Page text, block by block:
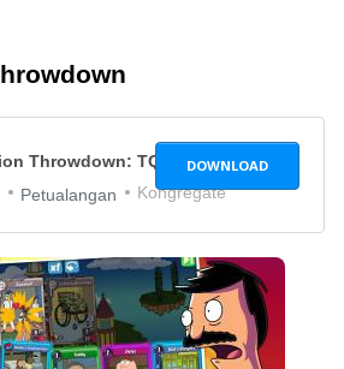
Throwdown: TQFC1.0.14
Petualangan Kongregate
DOWNLOAD